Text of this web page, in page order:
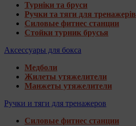
Турніки та бруси
Ручки та тяги для тренажерів
Силовые фитнес станции
Стойки турник брусья
Аксессуары для бокса
Медболи
Жилеты утяжелители
Манжеты утяжелители
Ручки и тяги для тренажеров
Силовые фитнес станции